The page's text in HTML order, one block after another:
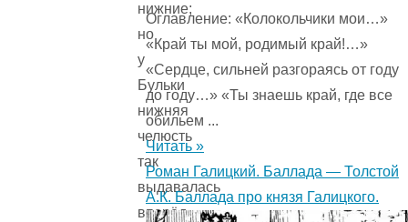
нижние;
но
у
Бульки
нижняя
челюсть
так
выдавалась
вперёд,
Оглавление: «Колокольчики мои…»
«Край ты мой, родимый край!…»
«Сердце, сильней разгораясь от году
до году…» «Ты знаешь край, где все
обильем ...
Читать »
Роман Галицкий. Баллада — Толстой
А.К. Баллада про князя Галицкого.